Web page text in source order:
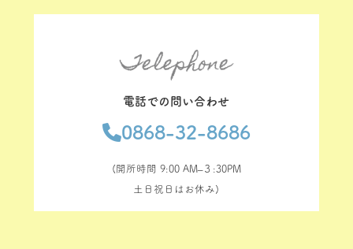
電話での問い合わせ
0868-32-8686
(開所時間 9:00 AM–３:30PM
土日祝日はお休み)